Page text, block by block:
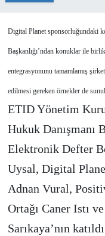
Digital Planet sponsorluğundaki
Başkanlığı’ndan konuklar ile
entegrasyonunu tamamlamış
edilmesi gereken örnekler de
ETID Yönetim
Hukuk Danışmanı
Elektronik Defter
Uysal, Digital
Adnan Vural,
Ortağı Caner Istı
Sarıkaya’nın